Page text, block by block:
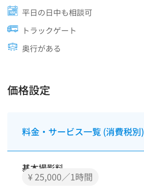
平日の日中も相談可
トラックゲート
奥行がある
価格設定
料金・サービス一覧 (消費税別)
基本撮影料
¥ 25,000／1時間